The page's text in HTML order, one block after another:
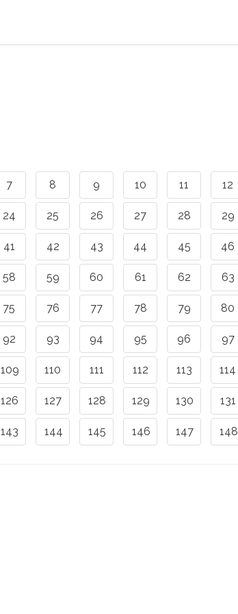
7 8 9 10 11 12
24 25 26 27 28 29
41 42 43 44 45 46
58 59 60 61 62 63
75 76 77 78 79 80
92 93 94 95 96 97
109 110 111 112 113 114
126 127 128 129 130 131
143 144 145 146 147 148